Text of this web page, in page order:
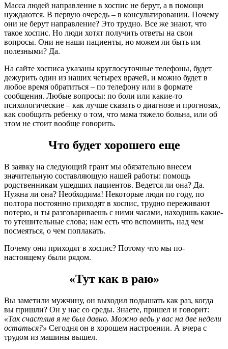
Масса людей направление в хоспис не берут, а в помощи
нуждаются. В первую очередь – в консультировании. Почему
они не берут направление? Это трудно. Все же знают, что
такое хоспис. Но люди хотят получить ответы на свои
вопросы. Они не наши пациенты, но можем ли быть им
полезными? Да.
На сайте хосписа указаны круглосуточные телефоны, будет
дежурить один из наших четырех врачей, и можно будет в
любое время обратиться – по телефону или в формате
сообщения. Любые вопросы: по боли или какие-то
психологические – как лучше сказать о диагнозе и прогнозах,
как сообщить ребенку о том, что мама тяжело больна, или об
этом не стоит вообще говорить.
Что будет хорошего еще
В заявку на следующий грант мы обязательно внесем
значительную составляющую нашей работы: помощь
родственникам ушедших пациентов. Ведется ли она? Да.
Нужна ли она? Необходима! Некоторые люди по году, по
полтора постоянно приходят в хоспис, трудно переживают
потерю, и ты разговариваешь с ними часами, находишь какие-
то утешительные слова; нам есть что вспомнить, над чем
посмеяться, о чем поплакать.
Почему они приходят в хоспис? Потому что мы по-
настоящему были рядом.
«Тут как в раю»
Вы заметили мужчину, он выходил подышать как раз, когда
вы пришли? Он у нас со среды. Знаете, пришел и говорит:
«Так счастлив я не был давно. Можно ведь у вас на две недели
остаться?» Сегодня он в хорошем настроении. А вчера с
трудом из машины вышел.